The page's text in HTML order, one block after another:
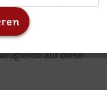
ein wichtiges
ist Schrift
auf diese
Inaktiv